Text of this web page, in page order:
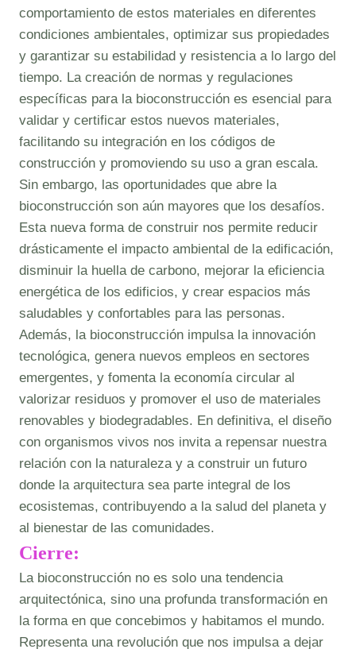
comportamiento de estos materiales en diferentes
condiciones ambientales, optimizar sus propiedades
y garantizar su estabilidad y resistencia a lo largo del
tiempo. La creación de normas y regulaciones
específicas para la bioconstrucción es esencial para
validar y certificar estos nuevos materiales,
facilitando su integración en los códigos de
construcción y promoviendo su uso a gran escala.
Sin embargo, las oportunidades que abre la
bioconstrucción son aún mayores que los desafíos.
Esta nueva forma de construir nos permite reducir
drásticamente el impacto ambiental de la edificación,
disminuir la huella de carbono, mejorar la eficiencia
energética de los edificios, y crear espacios más
saludables y confortables para las personas.
Además, la bioconstrucción impulsa la innovación
tecnológica, genera nuevos empleos en sectores
emergentes, y fomenta la economía circular al
valorizar residuos y promover el uso de materiales
renovables y biodegradables. En definitiva, el diseño
con organismos vivos nos invita a repensar nuestra
relación con la naturaleza y a construir un futuro
donde la arquitectura sea parte integral de los
ecosistemas, contribuyendo a la salud del planeta y
al bienestar de las comunidades.
Cierre:
La bioconstrucción no es solo una tendencia
arquitectónica, sino una profunda transformación en
la forma en que concebimos y habitamos el mundo.
Representa una revolución que nos impulsa a dejar